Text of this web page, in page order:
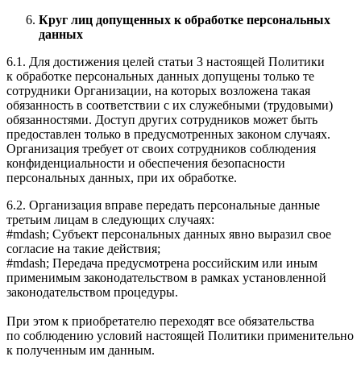
Круг лиц допущенных к обработке персональных
данных
6.1. Для достижения целей статьи 3 настоящей Политики
к обработке персональных данных допущены только те
сотрудники Организации, на которых возложена такая
обязанность в соответствии с их служебными (трудовыми)
обязанностями. Доступ других сотрудников может быть
предоставлен только в предусмотренных законом случаях.
Организация требует от своих сотрудников соблюдения
конфиденциальности и обеспечения безопасности
персональных данных, при их обработке.
6.2. Организация вправе передать персональные данные
третьим лицам в следующих случаях:
#mdash; Субъект персональных данных явно выразил свое
согласие на такие действия;
#mdash; Передача предусмотрена российским или иным
применимым законодательством в рамках установленной
законодательством процедуры.
При этом к приобретателю переходят все обязательства
по соблюдению условий настоящей Политики применительно
к полученным им данным.